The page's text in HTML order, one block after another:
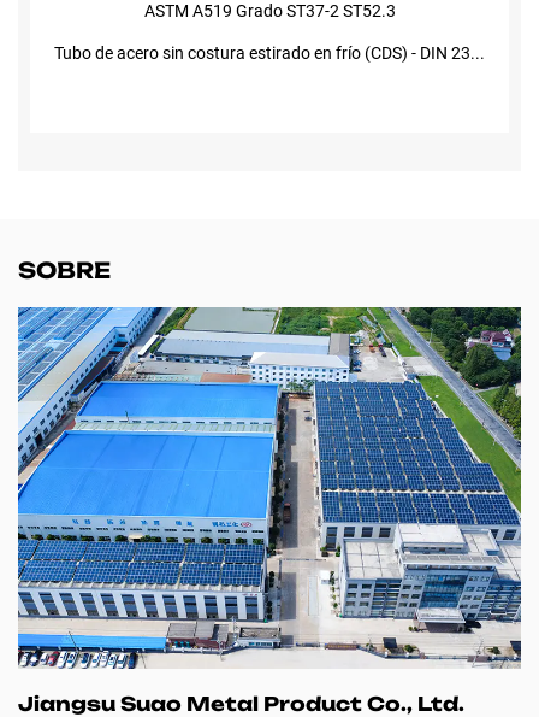
ASTM A519 Grado ST37-2 ST52.3
Tubo de acero sin costura estirado en frío (CDS) - DIN 23...
SOBRE
Jiangsu Suao Metal Product Co., Ltd.